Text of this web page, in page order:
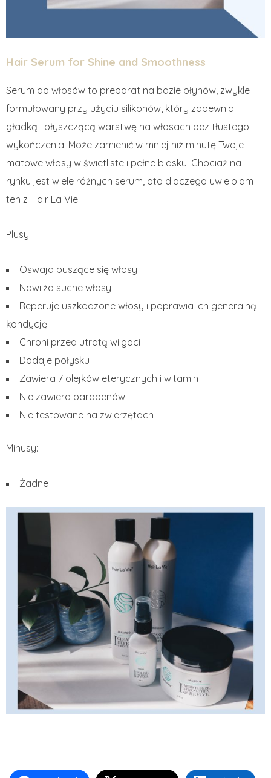
Hair Serum for Shine and Smoothness
Serum do włosów to preparat na bazie płynów, zwykle
formułowany przy użyciu silikonów, który zapewnia
gładką i błyszczącą warstwę na włosach bez tłustego
wykończenia. Może zamienić w mniej niż minutę Twoje
matowe włosy w świetliste i pełne blasku. Chociaż na
rynku jest wiele różnych serum, oto dlaczego uwielbiam
ten z Hair La Vie:
Plusy:
Oswaja puszące się włosy
Nawilża suche włosy
Reperuje uszkodzone włosy i poprawia ich generalną
kondycję
Chroni przed utratą wilgoci
Dodaje połysku
Zawiera 7 olejków eterycznych i witamin
Nie zawiera parabenów
Nie testowane na zwierzętach
Minusy:
Żadne